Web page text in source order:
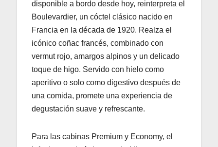
disponible a bordo desde hoy, reinterpreta el
Boulevardier, un cóctel clásico nacido en
Francia en la década de 1920. Realza el
icónico coñac francés, combinado con
vermut rojo, amargos alpinos y un delicado
toque de higo. Servido con hielo como
aperitivo o solo como digestivo después de
una comida, promete una experiencia de
degustación suave y refrescante.
Para las cabinas Premium y Economy, el